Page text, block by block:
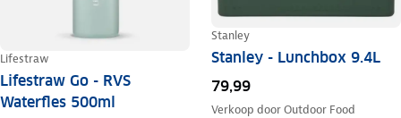
Lifestraw
Lifestraw Go - RVS
Waterfles 500ml
Stanley
Stanley - Lunchbox 9.4L
79,99
Verkoop doorOutdoor Food